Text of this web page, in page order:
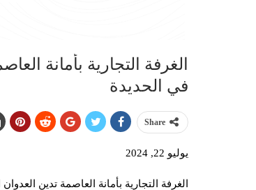
الغرفة التجارية بأمانة
في الحديدة
Share
يوليو 22, 2024
الغرفة التجارية بأمانة العاصمة تدين